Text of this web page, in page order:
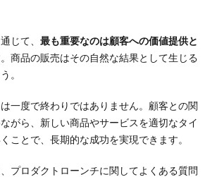
じて、 最も重要なのは顧客への価値提供と
商品の販売はその自然な結果として生じる
。
一度で終わりではありません。顧客との関
がら、新しい商品やサービスを適切なタイ
ことで、長期的な成功を実現できます。
プロダクトローンチに関してよくある質問